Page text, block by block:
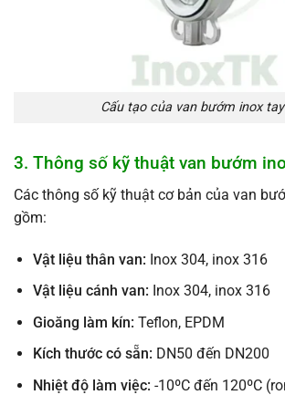
Cấu tạo của van bướm inox
3. Thông số kỹ thuật van bướm
Các thông số kỹ thuật cơ bản của van
gồm:
Vật liệu thân van: Inox 304, inox 316
Vật liệu cánh van: Inox 304, inox 316
Gioăng làm kín: Teflon, EPDM
Kích thước có sẵn: DN50 đến DN200
Nhiệt độ làm việc: -10ºC đến 120ºC